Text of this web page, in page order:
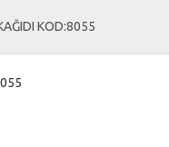
KOD:8055